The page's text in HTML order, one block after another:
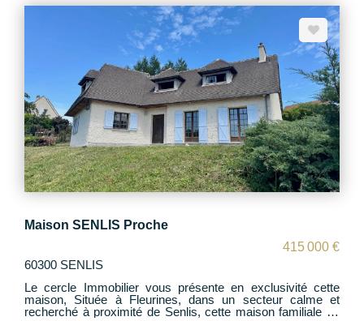
salle de bains, - Un espace bureau, En rez-de-jardin : Deux
chambres, chacune disposant de sa salle de douche
1 000 m², agrémenté d'une agréable terrasse, idéal pour
vos moments de détente. Possibilité de stationner 1
véhicule sur la propriété. Un bien rare à Courteuil, alliant
cachet et fonctionnalité. À visiter sans tarder !
Maison SENLIS Proche
415 000 €
60300 SENLIS
Le cercle Immobilier vous présente en exclusivité cette
maison, Située à Fleurines, dans un secteur calme et
recherché à proximité de Senlis, cette maison familiale de